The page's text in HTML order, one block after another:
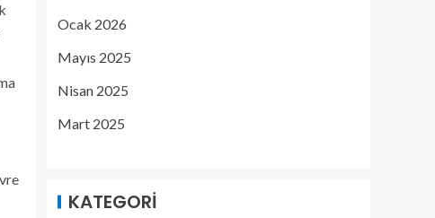
Ocak 2026
Mayıs 2025
Nisan 2025
Mart 2025
KATEGORI